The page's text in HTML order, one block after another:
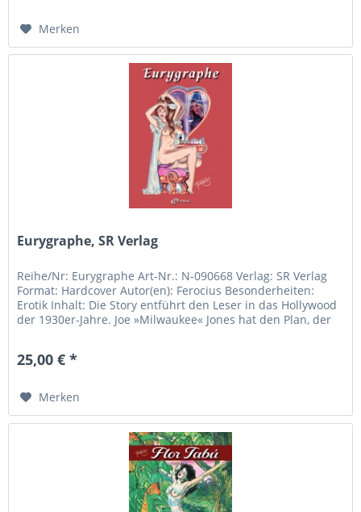
Merken
Eurygraphe, SR Verlag
Reihe/Nr: Eurygraphe Art-Nr.: N-090668 Verlag: SR Verlag
Format: Hardcover Autor(en): Ferocius Besonderheiten:
Erotik Inhalt: Die Story entführt den Leser in das Hollywood
der 1930er-Jahre. Joe »Milwaukee« Jones hat den Plan, der
25,00 € *
Merken